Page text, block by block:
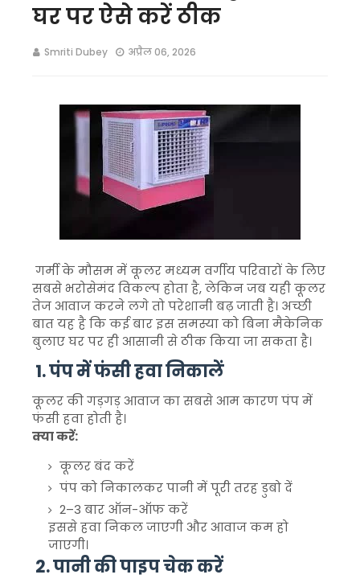
घर पर ऐसे करें ठीक
Smriti Dubey अप्रैल 06, 2026
गर्मी के मौसम में कूलर मध्यम वर्गीय परिवारों के लिए
सबसे भरोसेमंद विकल्प होता है, लेकिन जब यही कूलर
तेज आवाज करने लगे तो परेशानी बढ़ जाती है। अच्छी
बात यह है कि कई बार इस समस्या को बिना मैकेनिक
बुलाए घर पर ही आसानी से ठीक किया जा सकता है।
1. पंप में फंसी हवा निकालें
कूलर की गड़गड़ आवाज का सबसे आम कारण पंप में
फंसी हवा होती है।
क्या करें:
कूलर बंद करें
पंप को निकालकर पानी में पूरी तरह डुबो दें
2–3 बार ऑन-ऑफ करें
इससे हवा निकल जाएगी और आवाज कम हो
जाएगी।
2. पानी की पाइप चेक करें